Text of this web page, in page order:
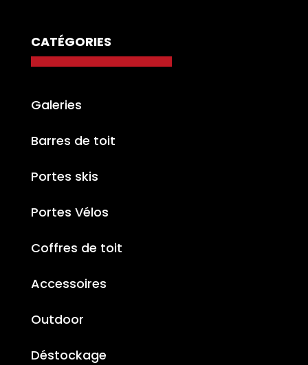
CATÉGORIES
Galeries
Barres de toit
Portes skis
Portes Vélos
Coffres de toit
Accessoires
Outdoor
Déstockage